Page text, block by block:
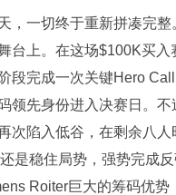
，一切终于重新拼凑完整
台上。在这场$100K买入
段完成一次关键Hero
领先身份进入决赛日。
次陷入低谷，在剩余八人
是稳住局势，强势完成
Roiter巨大的筹码优势